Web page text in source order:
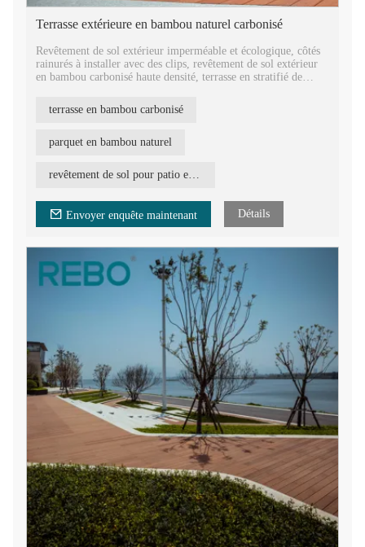
Terrasse extérieure en bambou naturel carbonisé
Revêtement de sol extérieur imperméable et écologique, côtés
rainurés à installer avec des clips, revêtement de sol extérieur
en bambou carbonisé haute densité, terrasse en stratifié de
Revêtement de sol extérieur résistant à la chaleur, carrelage
Tête à rainure et languette pour un assemblage facile.
Revêtement de sol en fibres de bambou pressées à chaud,
processus de production strictement contrôlé pour garantir une
esthétique.
terrasse en bambou carbonisé
parquet en bambou naturel
revêtement de sol pour patio extérieur
Envoyer enquête maintenant Détails